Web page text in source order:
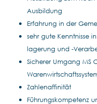
Ausbildung
Erfahrung in der
sehr gute Kenntnisse
lagerung und -
Sicherer Umgang MS
Zahlenaffinität
Führungskompetenz